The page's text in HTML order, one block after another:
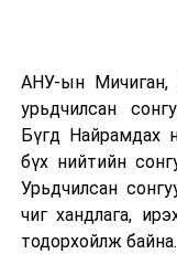
томоохон
байна.
ДАРААХ МЭДЭЭ
Элон Маск
дагуулаар
ӨМНӨХ МЭДЭЭ
АНУ-ын Мичиган,
урьдчилсан
Бүгд Найрамдах
бүх нийтийн
Урьдчилсан
чиг хандлага,
тодорхойлж байна.